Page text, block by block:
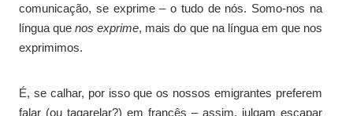
comunicação, se exprime – o tudo de nós. Somo-nos na
língua que nos exprime, mais do que na língua em que nos
exprimimos.
É, se calhar, por isso que os nossos emigrantes preferem
falar (ou tagarelar?) em francês – assim, julgam escapar